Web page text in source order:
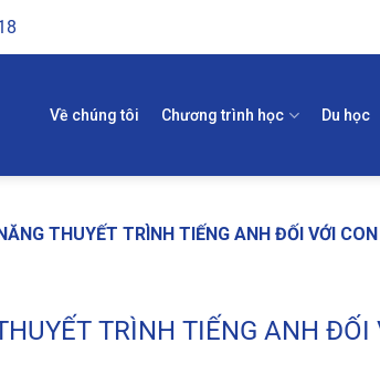
Về chúng tôi Chương trình học Du học
THUYẾT TRÌNH TIẾNG ANH ĐỐI VỚI
TRÌNH TIẾNG ANH ĐỐI